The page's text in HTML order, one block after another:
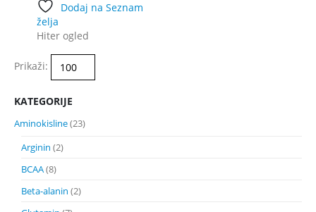
več
Dodaj na Seznam
želja
Hiter ogled
Prikaži:
KATEGORIJE
Aminokisline(23)
Arginin (2)
BCAA(8)
Beta-alanin (2)